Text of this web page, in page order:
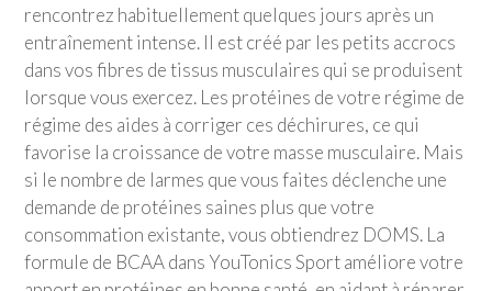
rencontrez habituellement quelques jours après un
entraînement intense. Il est créé par les petits accrocs
dans vos fibres de tissus musculaires qui se produisent
lorsque vous exercez. Les protéines de votre régime de
régime des aides à corriger ces déchirures, ce qui
favorise la croissance de votre masse musculaire. Mais
si le nombre de larmes que vous faites déclenche une
demande de protéines saines plus que votre
consommation existante, vous obtiendrez DOMS. La
formule de BCAA dans YouTonics Sportaméliore votre